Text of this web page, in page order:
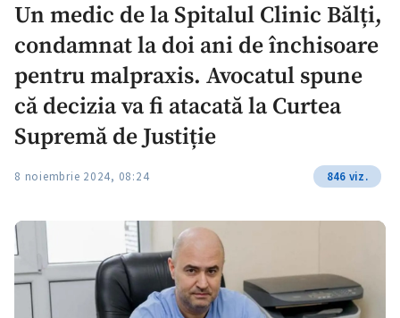
Special
Blog
Un medic de la Spitalul Clinic Bălți,
condamnat la doi ani de închisoare
pentru malpraxis. Avocatul spune
că decizia va fi atacată la Curtea
Supremă de Justiție
8 noiembrie 2024, 08:24 846 viz.